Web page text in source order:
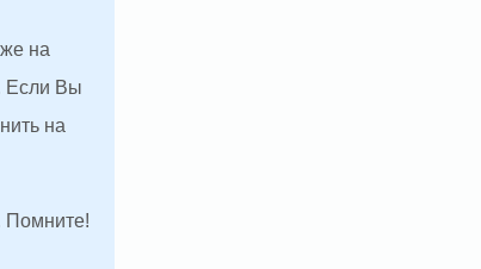
на
Если Вы
на
Помните!